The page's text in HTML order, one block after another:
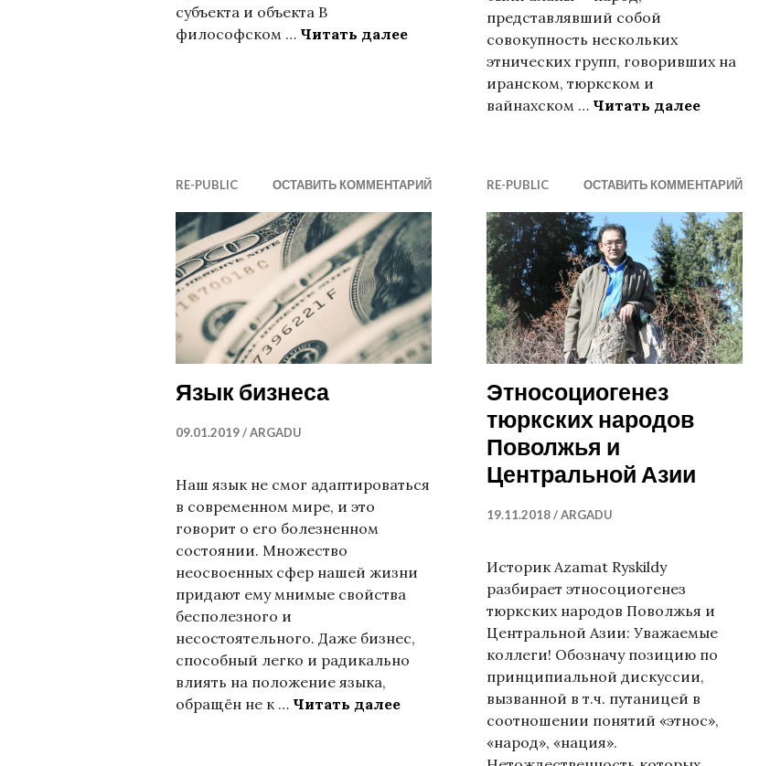
субъекта и объекта В
философском … Читать далееПротив либерализма: шесть основных
представлявший собой
совокупность нескольких
этнических групп, говоривших на
иранском, тюркском и
вайнахском … Читать далееУченые
RE-PUBLIC ОСТАВИТЬ КОММЕНТАРИЙ
Язык бизнеса
09.01.2019 ARGADU
Наш язык не смог адаптироваться
в современном мире, и это
говорит о его болезненном
состоянии. Множество
неосвоенных сфер нашей жизни
придают ему мнимые свойства
бесполезного и
несостоятельного. Даже бизнес,
способный легко и радикально
влиять на положение языка,
обращён не к … Читать далееЯзык бизнеса
RE-PUBLIC ОСТАВИТЬ КОММЕНТАРИЙ
Этносоциогенез
тюркских народов
Поволжья и
Центральной Азии
19.11.2018 ARGADU
Историк Azamat Ryskildy
разбирает этносоциогенез
тюркских народов Поволжья и
Центральной Азии: Уважаемые
коллеги! Обозначу позицию по
принципиальной дискуссии,
вызванной в т.ч. путаницей в
соотношении понятий «этнос»,
«народ», «нация».